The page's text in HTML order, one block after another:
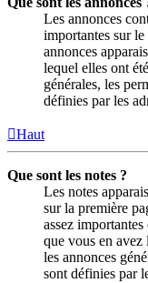
Les annonces
importantes sur
annonces
lequel elles ont
générales, les
définies par les
Haut
Que sont les notes ?
Les notes
sur la première
assez
que vous en avez
les annonces
sont définies par